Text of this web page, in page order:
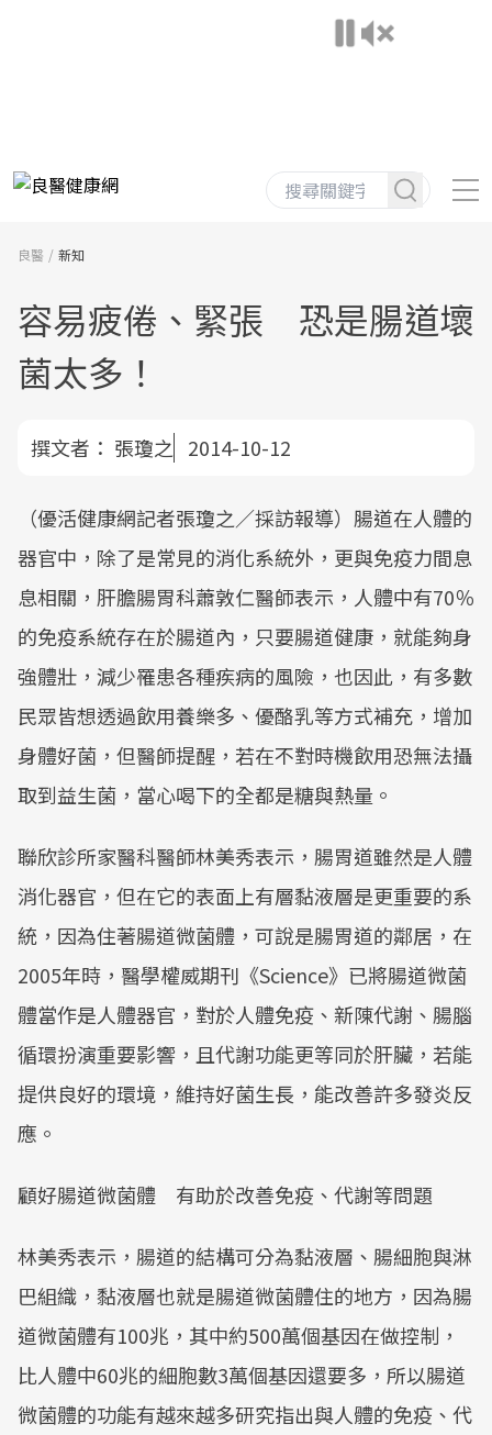
良醫 新知
容易疲倦、緊張 恐是腸道壞
菌太多！
撰文者： 張瓊之 2014-10-12
（優活健康網記者張瓊之／採訪報導）腸道在人體的
器官中，除了是常見的消化系統外，更與免疫力間息
息相關，肝膽腸胃科蕭敦仁醫師表示，人體中有70％
的免疫系統存在於腸道內，只要腸道健康，就能夠身
強體壯，減少罹患各種疾病的風險，也因此，有多數
民眾皆想透過飲用養樂多、優酪乳等方式補充，增加
身體好菌，但醫師提醒，若在不對時機飲用恐無法攝
取到益生菌，當心喝下的全都是糖與熱量。
聯欣診所家醫科醫師林美秀表示，腸胃道雖然是人體
消化器官，但在它的表面上有層黏液層是更重要的系
統，因為住著腸道微菌體，可說是腸胃道的鄰居，在
2005年時，醫學權威期刊《Science》已將腸道微菌
體當作是人體器官，對於人體免疫、新陳代謝、腸腦
循環扮演重要影響，且代謝功能更等同於肝臟，若能
提供良好的環境，維持好菌生長，能改善許多發炎反
應。
顧好腸道微菌體 有助於改善免疫、代謝等問題
林美秀表示，腸道的結構可分為黏液層、腸細胞與淋
巴組織，黏液層也就是腸道微菌體住的地方，因為腸
道微菌體有100兆，其中約500萬個基因在做控制，
比人體中60兆的細胞數3萬個基因還要多，所以腸道
微菌體的功能有越來越多研究指出與人體的免疫、代